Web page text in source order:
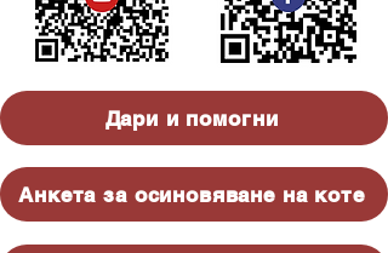
Дари и помогни
Анкета за осиновяване на коте